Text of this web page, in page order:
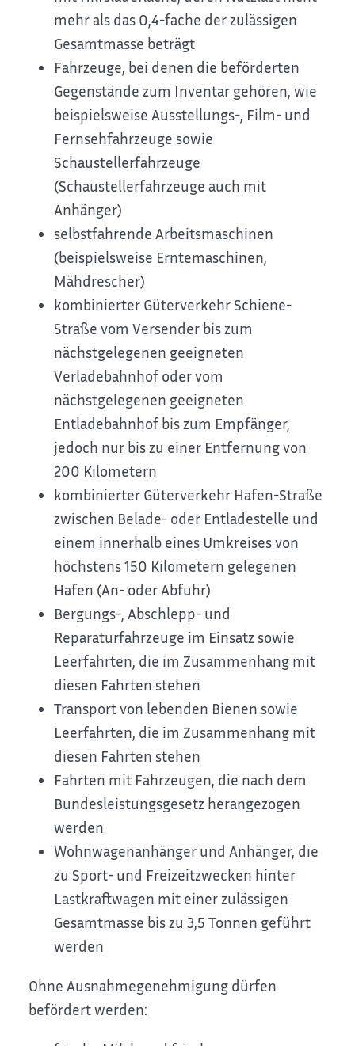
mehr als das 0,4-fache der zulässigen
Gesamtmasse beträgt
Fahrzeuge, bei denen die beförderten
Gegenstände zum Inventar gehören, wie
beispielsweise Ausstellungs-, Film- und
Fernsehfahrzeuge sowie
Schaustellerfahrzeuge
(Schaustellerfahrzeuge auch mit
Anhänger)
selbstfahrende Arbeitsmaschinen
(beispielsweise Erntemaschinen,
Mähdrescher)
kombinierter Güterverkehr Schiene-
Straße vom Versender bis zum
nächstgelegenen geeigneten
Verladebahnhof oder vom
nächstgelegenen geeigneten
Entladebahnhof bis zum Empfänger,
jedoch nur bis zu einer Entfernung von
200 Kilometern
kombinierter Güterverkehr Hafen-Straße
zwischen Belade- oder Entladestelle und
einem innerhalb eines Umkreises von
höchstens 150 Kilometern gelegenen
Hafen (An- oder Abfuhr)
Bergungs-, Abschlepp- und
Reparaturfahrzeuge im Einsatz sowie
Leerfahrten, die im Zusammenhang mit
diesen Fahrten stehen
Transport von lebenden Bienen sowie
Leerfahrten, die im Zusammenhang mit
diesen Fahrten stehen
Fahrten mit Fahrzeugen, die nach dem
Bundesleistungsgesetz herangezogen
werden
Wohnwagenanhänger und Anhänger, die
zu Sport- und Freizeitzwecken hinter
Lastkraftwagen mit einer zulässigen
Gesamtmasse bis zu 3,5 Tonnen geführt
werden
Ohne Ausnahmegenehmigung dürfen
befördert werden: